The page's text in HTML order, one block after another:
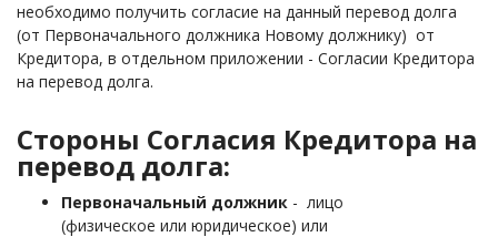
необходимо получить согласие на данный перевод долга
(от Первоначального должника Новому должнику) от
Кредитора, в отдельном приложении - Согласии Кредитора
на перевод долга.
Стороны Согласия Кредитора на
перевод долга:
Первоначальный должник - лицо
(физическое или юридическое) или